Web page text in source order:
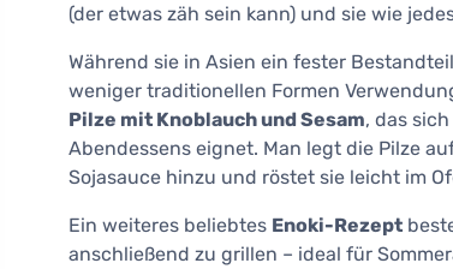
(der etwas zäh sein kann) und sie wie
Während sie in Asien ein fester
weniger traditionellen Formen
Pilze mit Knoblauch und Sesam, das
Abendessens eignet. Man legt die Pilze
Sojasauce hinzu und röstet sie leicht im
Ein weiteres beliebtes Enoki-Rezept
anschließend zu grillen – ideal für